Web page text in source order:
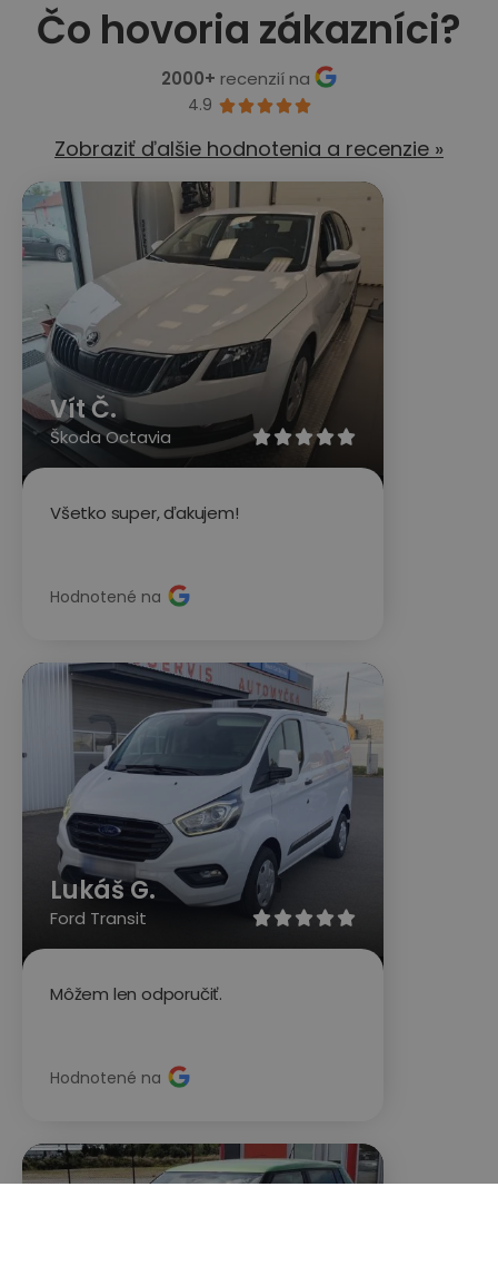
Čo hovoria zákazníci?
2000+ recenzií na
4.9 
Zobraziť ďalšie hodnotenia a recenzie »

Vít Č.
Škoda Octavia
Všetko super, ďakujem!
Hodnotené na
   
Lukáš G.
Ford Transit
Môžem len odporučiť.
Hodnotené na